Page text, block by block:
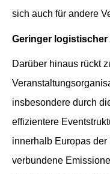
sich auch für andere
Geringer logistischer
Darüber hinaus rückt
insbesondere durch
effizientere
innerhalb Europas
verbundene